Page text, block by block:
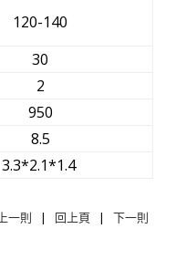
120-140
30
2
950
8.5
3.3*2.1*1.4
上一則 | 回上頁 | 下一則